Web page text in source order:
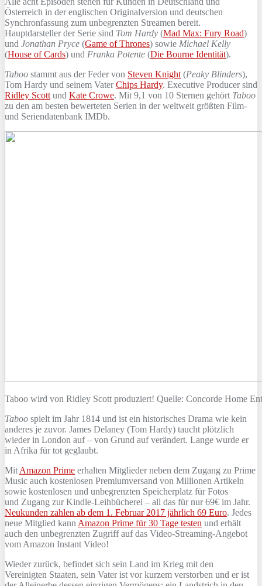
Österreich in der englischen Originalversion und deutschen
Synchronfassung zum unbegrenzten Streamen bereit.
Hauptdarsteller der Serie sind Tom Hardy (Mad Max: Fury Road)
und Jonathan Pryce (Game of Thrones) sowie Michael Kelly
(House of Cards) und Franka Potente (Die Bourne Identität).
Taboo stammt aus der Feder von Steven Knight (Peaky Blinders),
Tom Hardy und seinem VaterChips Hardy. Executive Producer sind
Ridley Scott und Kate Crowe. Mit 9,1 von 10 Sternen gehört Taboo
zu den am besten bewerteten Serien in der weltweit größten Film-
und Seriendatenbank IMDb.
Taboo wird von Ridley Scott produziert! Quelle: Concorde Home
Taboo spielt im Jahr 1814 und ist ein historisches Drama wie kein
anderes je zuvor. James Delaney (Tom Hardy) taucht plötzlich
wieder in London auf – von Grund auf verändert. Lange wurde er
in Afrika für tot geglaubt.
Mit Amazon Prime erhalten Mitglieder neben dem Zugang zu Prime
Music auch kostenlosen Premiumversand von Millionen Artikeln
sowie kostenlosen und unbegrenzten Speicherplatz für Fotos
und Zugang zur Kindle-Leihbücherei – all das für nur 69€ im Jahr.
Neukunden zahlen ab dem 1. Februar 2017 jährlich 69 Euro. Jedes
neue Mitglied kann Amazon Prime für 30 Tage testen und erhält
auch den unbegrenzten Zugriff auf das Video-Streaming-Angebot
vom Amazon Instant Video!
Wieder zurück, befindet sich sein Land im Krieg mit den
Vereinigten Staaten, sein Vater ist vor kurzem verstorben und er ist